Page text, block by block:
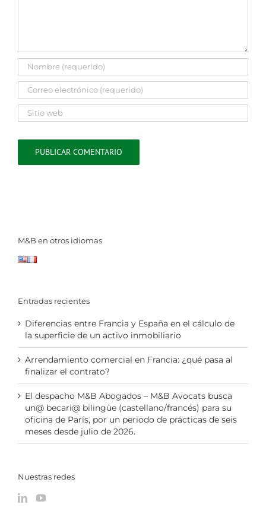
M&B en otros idiomas
Entradas recientes
Diferencias entre Francia y España en el cálculo de
la superficie de un activo inmobiliario
Arrendamiento comercial en Francia: ¿qué pasa al
finalizar el contrato?
El despacho M&B Abogados – M&B Avocats busca
un@ becari@ bilingüe (castellano/francés) para su
oficina de París, por un periodo de prácticas de seis
meses desde julio de 2026.
Nuestras redes